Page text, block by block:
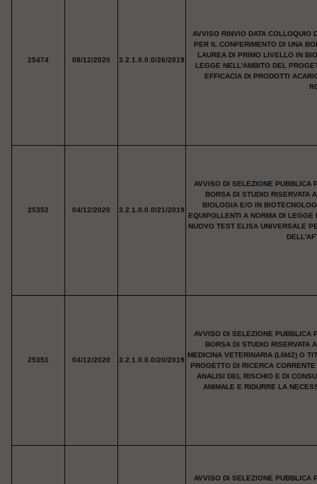
25474 08/12/2020 3.2.1.0.0.0/26/2019
AVVISO RINVIO DATA
PER IL CONFERIMENTO DI UNA
LAUREA DI PRIMO LIVELLO IN
LEGGE NELL'AMBITO DEL
EFFICACIA DI PRODOTTI
25352 04/12/2020 3.2.1.0.0.0/21/2019
AVVISO DI SELEZIONE PUBBLICA
BORSA DI STUDIO RISERVATA
BIOLOGIA E/O IN
EQUIPOLLENTI A NORMA DI LEGGE
NUOVO TEST ELISA UNIVERSALE
25351 04/12/2020 3.2.1.0.0.0/20/2019
AVVISO DI SELEZIONE PUBBLICA
BORSA DI STUDIO RISERVATA
MEDICINA VETERINARIA (LM42) O
PROGETTO DI RICERCA
ANALISI DEL RISCHIO E DI
ANIMALE E RIDURRE LA
AVVISO DI SELEZIONE PUBBLICA